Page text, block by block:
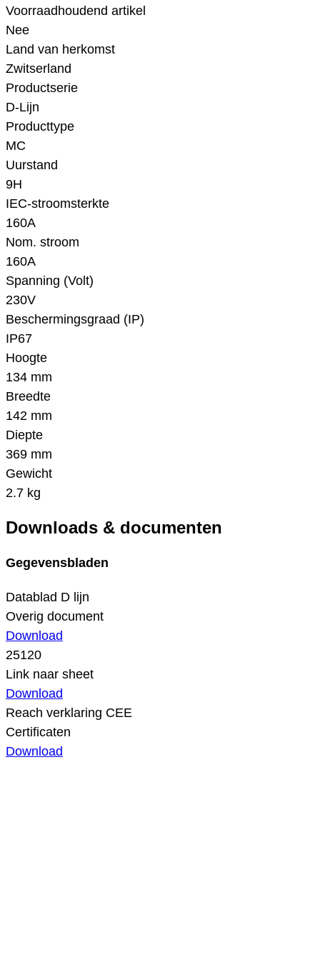
Voorraadhoudend artikel
Nee
Land van herkomst
Zwitserland
Productserie
D-Lijn
Producttype
MC
Uurstand
9H
IEC-stroomsterkte
160A
Nom. stroom
160A
Spanning (Volt)
230V
Beschermingsgraad (IP)
IP67
Hoogte
134 mm
Breedte
142 mm
Diepte
369 mm
Gewicht
2.7 kg
Downloads & documenten
Gegevensbladen
Datablad D lijn
Overig document
Download
25120
Link naar sheet
Download
Reach verklaring CEE
Certificaten
Download